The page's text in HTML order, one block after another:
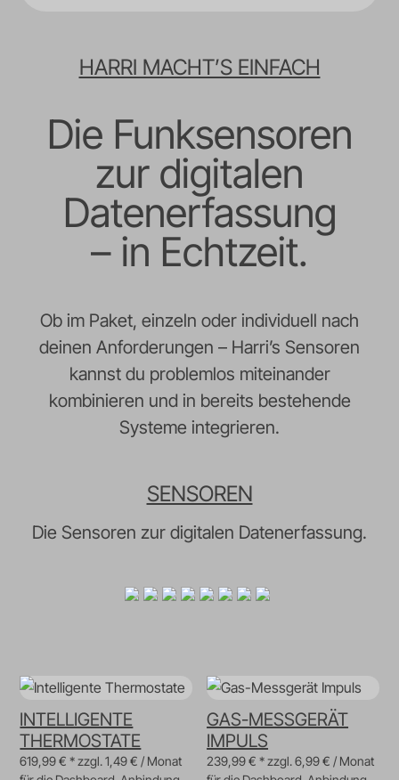
HARRI MACHT’S EINFACH
Die Funksensoren
zur digitalen
Datenerfassung
– in Echtzeit.
Ob im Paket, einzeln oder individuell nach
deinen Anforderungen – Harri’s Sensoren
kannst du problemlos miteinander
kombinieren und in bereits bestehende
Systeme integrieren.
SENSOREN
Die Sensoren zur digitalen Datenerfassung.
INTELLIGENTE
THERMOSTATE
619,99 € * zzgl. 1,49 € / Monat
GAS-MESSGERÄT
IMPULS
239,99 € * zzgl. 6,99 € / Monat